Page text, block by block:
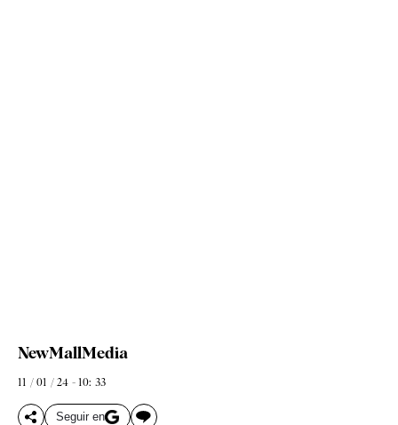
NewMallMedia
11 / 01 / 24 - 10: 33
Seguir en